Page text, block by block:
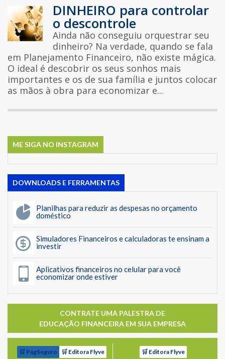
DINHEIRO para controlar
o descontrole
Ainda não conseguiu orquestrar seu
dinheiro? Na verdade, quando se fala
em Planejamento Financeiro, não existe mágica.
O ideal é descobrir os seus sonhos mais
importantes e os de sua família e juntos colocar
as mãos à obra para economizar e...
ME SIGA NO INSTAGRAM
DOWNLOADS E FERRAMENTAS
Planilhas para reduzir as despesas no orçamento
doméstico
Simuladores Financeiros e calculadoras te ensinam a
investir
Aplicativos financeiros no celular para você
economizar onde estiver
CONTRATE UMA PALESTRA DE
EDUCAÇÃO FINANCEIRA EM SUA EMPRESA
🛒 PagSeguro 🛒 Editora Flyve 🛒 Editora Flyve